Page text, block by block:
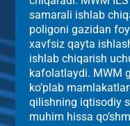
samarali ishlab
poligoni gazidan
xavfsiz qayta
ishlab chiqarish
kafolatlaydi. MWM
ko’plab
qilishning iqtisodiy
muhim hissa